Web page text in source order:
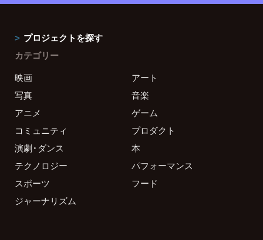
プロジェクトを探す
カテゴリー
映画
アート
写真
音楽
アニメ
ゲーム
コミュニティ
プロダクト
演劇・ダンス
本
テクノロジー
パフォーマンス
スポーツ
フード
ジャーナリズム